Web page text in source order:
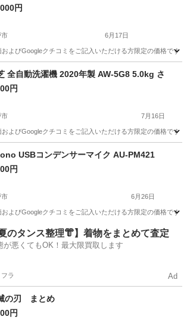
円
市 6月17日
よびGoogleクチコミをご記入いただける方限定の価格です
の他
東芝 全自動洗濯機 2020年製 AW-5G8 5.0kg さ
円
市 7月16日
よびGoogleクチコミをご記入いただける方限定の価格です
USBコンデンサーマイク AU-PM421
円
市 6月26日
よびGoogleクチコミをご記入いただける方限定の価格です
の他
夏のタンス整理👘】着物をまとめて査定
が悪くてもOK！最大限買取します
ラ Ad
の刃 まとめ
円